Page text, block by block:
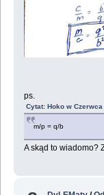
ps.
Cytat: Hoko w
m/p = q/b
A skąd to wiadomo?